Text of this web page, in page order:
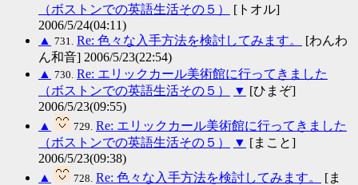
（ボストンでの英語生活その５）
[トオル]
2006/5/24(04:11)
▲ 731. Re: 色々な入手方法を検討してみます。
[わんわ
ん和音] 2006/5/23(22:54)
▲ 730. Re: エリックカール美術館に行ってきました
（ボストンでの英語生活その５）
▼ [ひまぞ]
2006/5/23(09:55)
▲
729. Re: エリックカール美術館に行ってきました
（ボストンでの英語生活その５）
▼ [まこと]
2006/5/23(09:38)
▲
728. Re: 色々な入手方法を検討してみます。
[ま